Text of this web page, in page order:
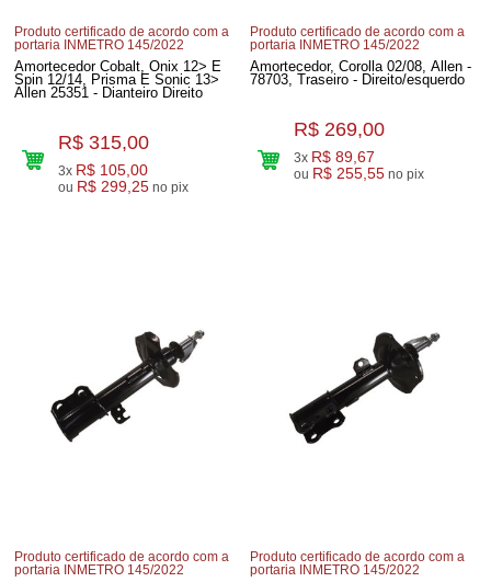
Produto certificado de acordo com a
portaria INMETRO 145/2022
Amortecedor Cobalt, Onix 12> E
Spin 12/14, Prisma E Sonic 13>
Allen 25351 - Dianteiro Direito
R$ 315,00
3x R$ 105,00
ou R$ 299,25 no pix
Produto certificado de acordo com a
portaria INMETRO 145/2022
Amortecedor, Corolla 02/08, Allen -
78703, Traseiro - Direito/esquerdo
R$ 269,00
3x R$ 89,67
ou R$ 255,55 no pix
Produto certificado de acordo com a
portaria INMETRO 145/2022
Produto certificado de acordo com a
portaria INMETRO 145/2022